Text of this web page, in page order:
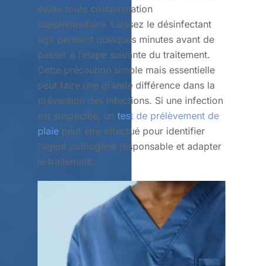
éviter toute contamination
supplémentaire. Laissez le désinfectant
agir pendant quelques minutes avant de
passer à l’étape suivante du traitement.
Cette précaution simple mais essentielle
peut faire une grande différence dans la
prévention des infections. Si une infection
est suspectée, un test de prélèvement de
plaie peut être effectué pour identifier
l’agent pathogène responsable et adapter
le traitement.